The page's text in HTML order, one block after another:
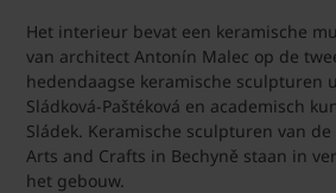
Het interieur bevat een keramische
van architect Antonín Malec op de
hedendaagse keramische sculpturen
Sládková-Paštéková en academisch
Sládek. Keramische sculpturen van
Arts and Crafts in Bechyně staan in
het gebouw.